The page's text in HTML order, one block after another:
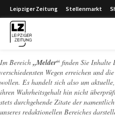
Leipziger Zeitung Stellenmarkt
Im Bereich „Melder“ finden Sie Inhalte
verschiedensten Wegen erreichen und
wollen. Es handelt sich also um
ihren Wahrheitsgehalt hin nicht
stets durchgehende Zitate der
unseres redaktionellen Bereiches